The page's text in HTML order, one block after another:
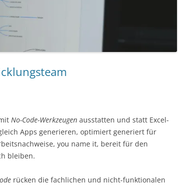
No-Code-Werkzeugen ausstatten und statt Excel-
Apps generieren, optimiert generiert für
you name it, bereit für den
bleiben.
rücken die fachlichen und nicht-funktionalen